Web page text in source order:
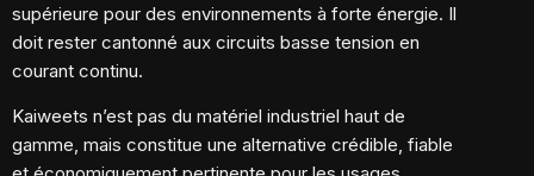
supérieure pour des environnements à forte énergie. Il
doit rester cantonné aux circuits basse tension en
courant continu.
Kaiweets n’est pas du matériel industriel haut de
gamme, mais constitue une alternative crédible, fiable